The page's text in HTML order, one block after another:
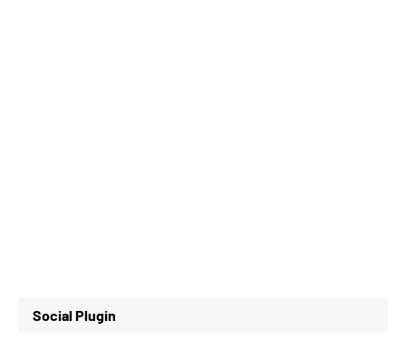
Social Plugin